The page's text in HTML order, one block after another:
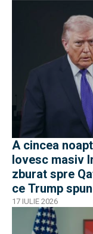
A cincea
lovesc masiv
zburat spre
ce Trump
soluții
17 IULIE 2026